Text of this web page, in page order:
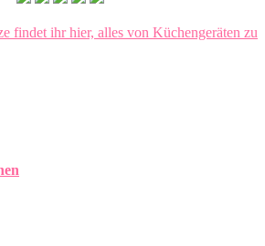
findet ihr hier, alles von Küchengeräten zu